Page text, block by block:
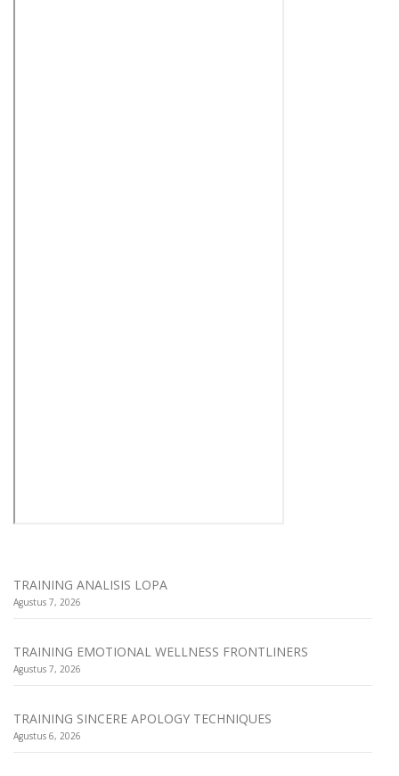
TRAINING ANALISIS LOPA
Agustus 7, 2026
TRAINING EMOTIONAL WELLNESS FRONTLINERS
Agustus 7, 2026
TRAINING SINCERE APOLOGY TECHNIQUES
Agustus 6, 2026